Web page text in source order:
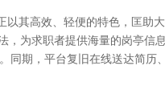
以其高效、轻便的特色，匡助
，为求职者提供海量的岗亭信
同期，平台复旧在线送达简历